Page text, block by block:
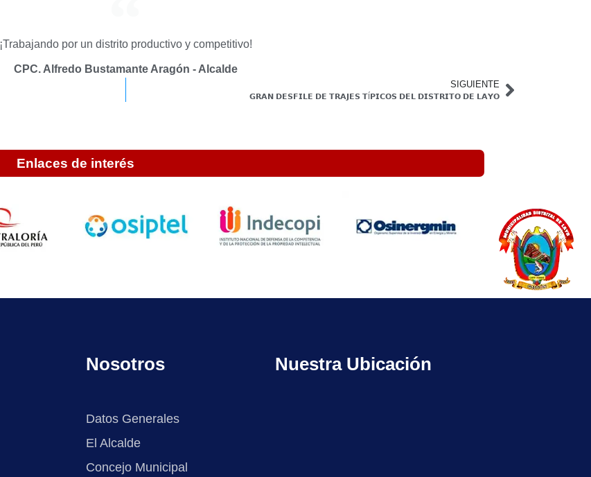
¡Trabajando por un distrito productivo y competitivo!
CPC. Alfredo Bustamante Aragón - Alcalde
SIGUIENTE
𝗚𝗥𝗔𝗡 𝗗𝗘𝗦𝗙𝗜𝗟𝗘 𝗗𝗘 𝗧𝗥𝗔𝗝𝗘𝗦 𝗧Í𝗣𝗜𝗖𝗢𝗦 𝗗𝗘𝗟 𝗗𝗜𝗦𝗧𝗥𝗜𝗧𝗢 𝗗𝗘 𝗟𝗔𝗬𝗢
Enlaces de interés
Nosotros
Datos Generales
El Alcalde
Concejo Municipal
Nuestra Ubicación